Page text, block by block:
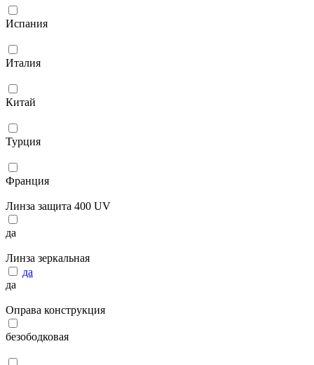
Испания
Италия
Китай
Турция
Франция
Линза защита 400 UV
да
Линза зеркальная
да
да
Оправа конструкция
безободковая